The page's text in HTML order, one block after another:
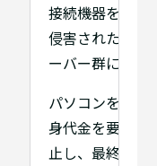
接続機器を侵入
侵害された結果
ーバー群にラン
パソコンをロッ
身代金を要求さ
止し、最終製品